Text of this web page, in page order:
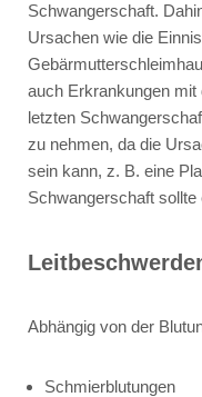
Schwangerschaft.
Ursachen wie die
auch Erkrankungen mit
letzten
zu nehmen, da die
sein kann, z. B. eine
Schwangerschaft
Abhängig von der
Schmierblutungen